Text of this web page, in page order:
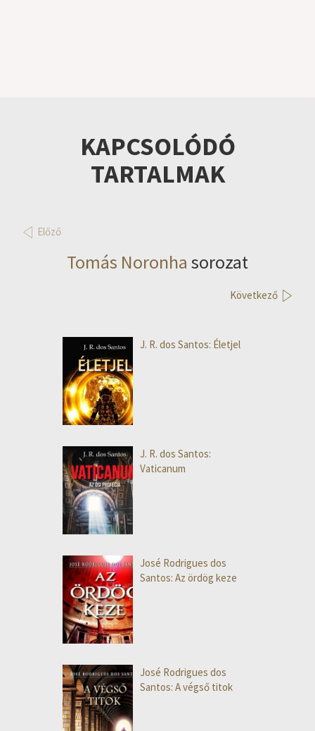
KAPCSOLÓDÓ
TARTALMAK
Előző
Tomás Noronha sorozat
Következő
J. R. dos Santos: Életjel
J. R. dos Santos:
Vaticanum
José Rodrigues dos
Santos: Az ördög keze
José Rodrigues dos
Santos: A végső titok